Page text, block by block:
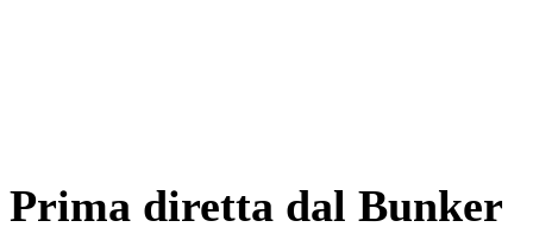
Prima diretta dal Bunker